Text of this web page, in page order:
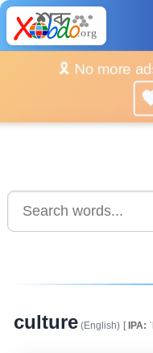
🎗️ No more
culture (English) [IPA: